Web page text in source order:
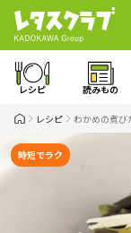
レシピ 読みもの
レシピ わかめの煮び
時短でラク